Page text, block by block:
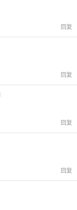
回复
回复
回复
回复